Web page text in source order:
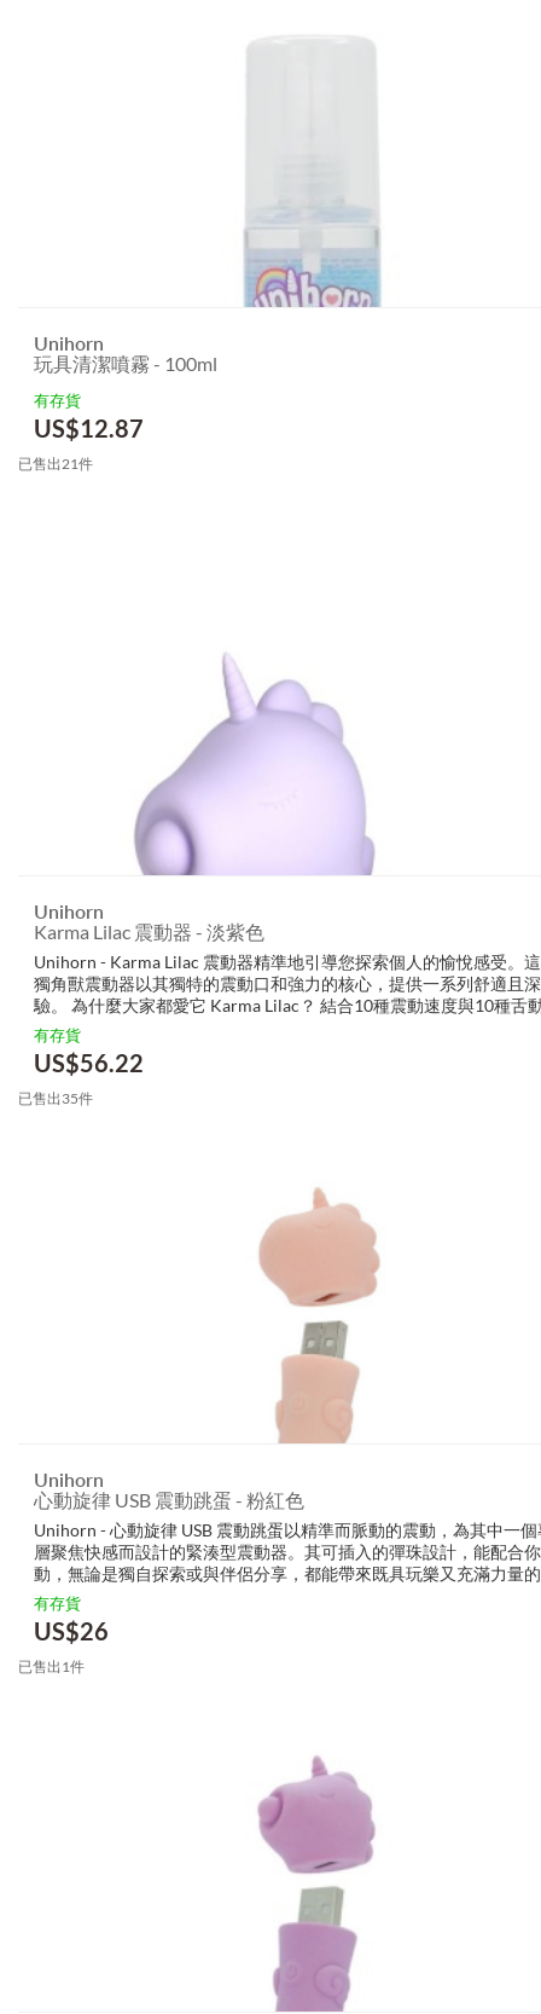
Unihorn
玩具清潔噴霧 - 100ml
有存貨
US$12.87
已售出21件
Unihorn
Karma Lilac 震動器 - 淡紫色
Unihorn - Karma Lilac 震動器精準地引導您探索個人的愉悅感受。
獨角獸震動器以其獨特的震動口和強力的核心，提供一系列舒適且
驗。 為什麼大家都愛它 Karma Lilac？ 結合10種震動速度與10種舌
雙馬達豪華設計，強勁動力 超...
有存貨
US$56.22
已售出35件
Unihorn
心動旋律 USB 震動跳蛋 - 粉紅色
Unihorn - 心動旋律 USB 震動跳蛋以精準而脈動的震動，為其中一
層聚焦快感而設計的緊湊型震動器。其可插入的彈珠設計，能配合
動，無論是獨自探索或與伴侶分享，都能帶來既具玩樂又充滿力量
這款迷人獨角獸主題的設計更添運動神韻，而其低調、便於攜帶的
你隨時都能在自...
有存貨
US$26
已售出1件